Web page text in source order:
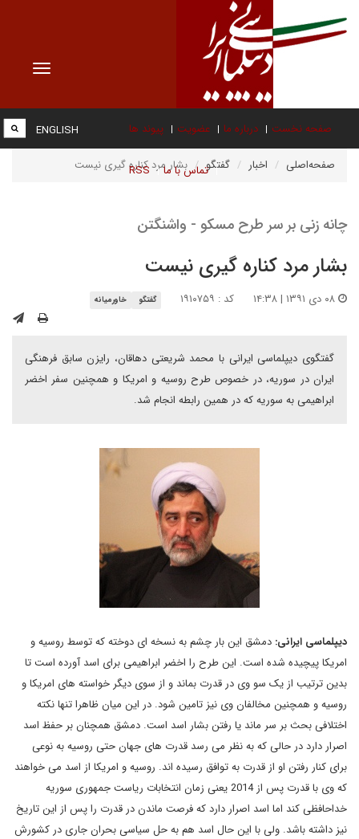
Toggle
صفحه نخست درباره ما عضویت پیوند ها
تماس با ما RSS
ENGLISH
صفحه‌اصلی اخبار گفتگو بشار مرد کناره گیری نیست
چانه زنی بر سر طرح مسکو - واشنگتن
بشار مرد کناره گیری نیست
کد : ۱۹۱۰۷۵۹ گفتگو خاورمیانه
گفتگوی دیپلماسی ایرانی با محمد شریعتی دهاقان، رایزن سابق فرهنگی
ایران در سوریه، در خصوص طرح روسیه و امریکا و همچنین سفر اخضر
ابراهیمی به سوریه که در همین رابطه انجام شد.
دیپلماسی ایرانی: دمشق این بار چشم به نسخه ای دوخته که توسط روسیه و
امریکا پیچیده شده است. این طرح را اخضر ابراهیمی برای اسد آورده است تا
بدین ترتیب از یک سو وی در قدرت بماند و از سوی دیگر خواسته های امریکا و
روسیه و همچنین مخالفان وی نیز تامین شود. در این میان ظاهرا تنها نکته
اختلافی بحث بر سر ماند یا رفتن بشار اسد است. دمشق همچنان بر حفظ اسد
اصرار دارد در حالی که به نظر می رسد قدرت های جهان حتی روسیه به نوعی
برای کنار رفتن او از قدرت به توافق رسیده اند. روسیه و امریکا از اسد می خواهند
که وی با قدرت پس از 2014 یعنی زمان انتخابات ریاست جمهوری سوریه
خداحافظی کند اما اسد اصرار دارد که فرصت ماندن در قدرت را پس از این تاریخ
نیز داشته باشد. ولی با این حال اسد هم به حل سیاسی بحران جاری در کشورش